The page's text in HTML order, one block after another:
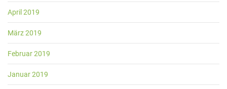
April 2019
März 2019
Februar 2019
Januar 2019